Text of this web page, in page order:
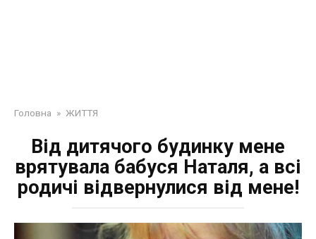
Головна » ЖИТТЯ
Від дитячoгo бyдинку мене
врятувала бабуся Наталя, а всі
родичі відвернулися від мене!